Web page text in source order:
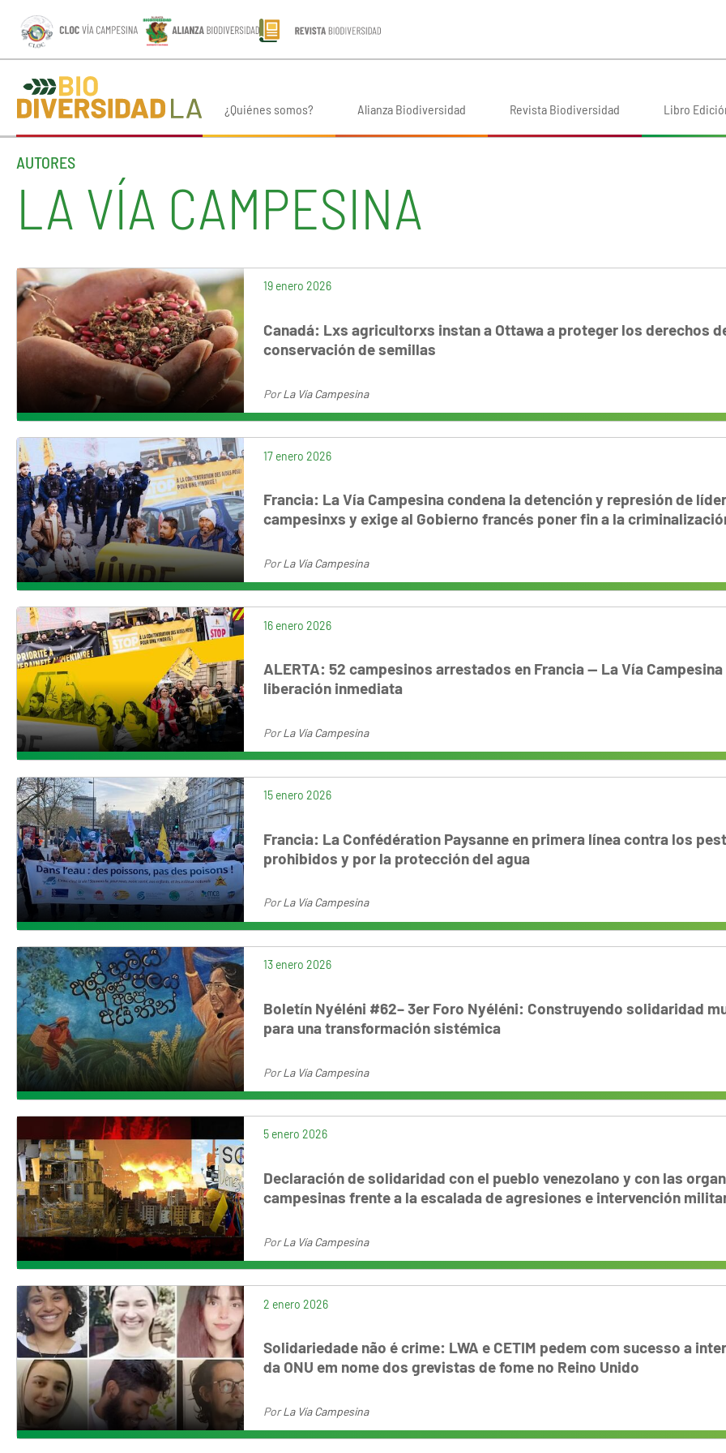
¿Quiénes somos? Alianza Biodiversidad Revista Biodiversidad Libro
AUTORES
LA VÍA CAMPESINA
19 enero 2026
Canadá: Lxs agricultorxs instan a Ottawa a proteger los derechos
conservación de semillas
PorLa Vía Campesina
17 enero 2026
Francia: La Vía Campesina condena la detención y represión de
campesinxs y exige al Gobierno francés poner fin a la
PorLa Vía Campesina
16 enero 2026
ALERTA: 52 campesinos arrestados en Francia — La Vía
liberación inmediata
PorLa Vía Campesina
15 enero 2026
Francia: La Confédération Paysanne en primera línea contra los
prohibidos y por la protección del agua
PorLa Vía Campesina
13 enero 2026
Boletín Nyéléni #62– 3er Foro Nyéléni: Construyendo solidaridad
para una transformación sistémica
PorLa Vía Campesina
5 enero 2026
Declaración de solidaridad con el pueblo venezolano y con las
campesinas frente a la escalada de agresiones e intervención
PorLa Vía Campesina
2 enero 2026
Solidariedade não é crime: LWA e CETIM pedem com sucesso a
da ONU em nome dos grevistas de fome no Reino Unido
PorLa Vía Campesina